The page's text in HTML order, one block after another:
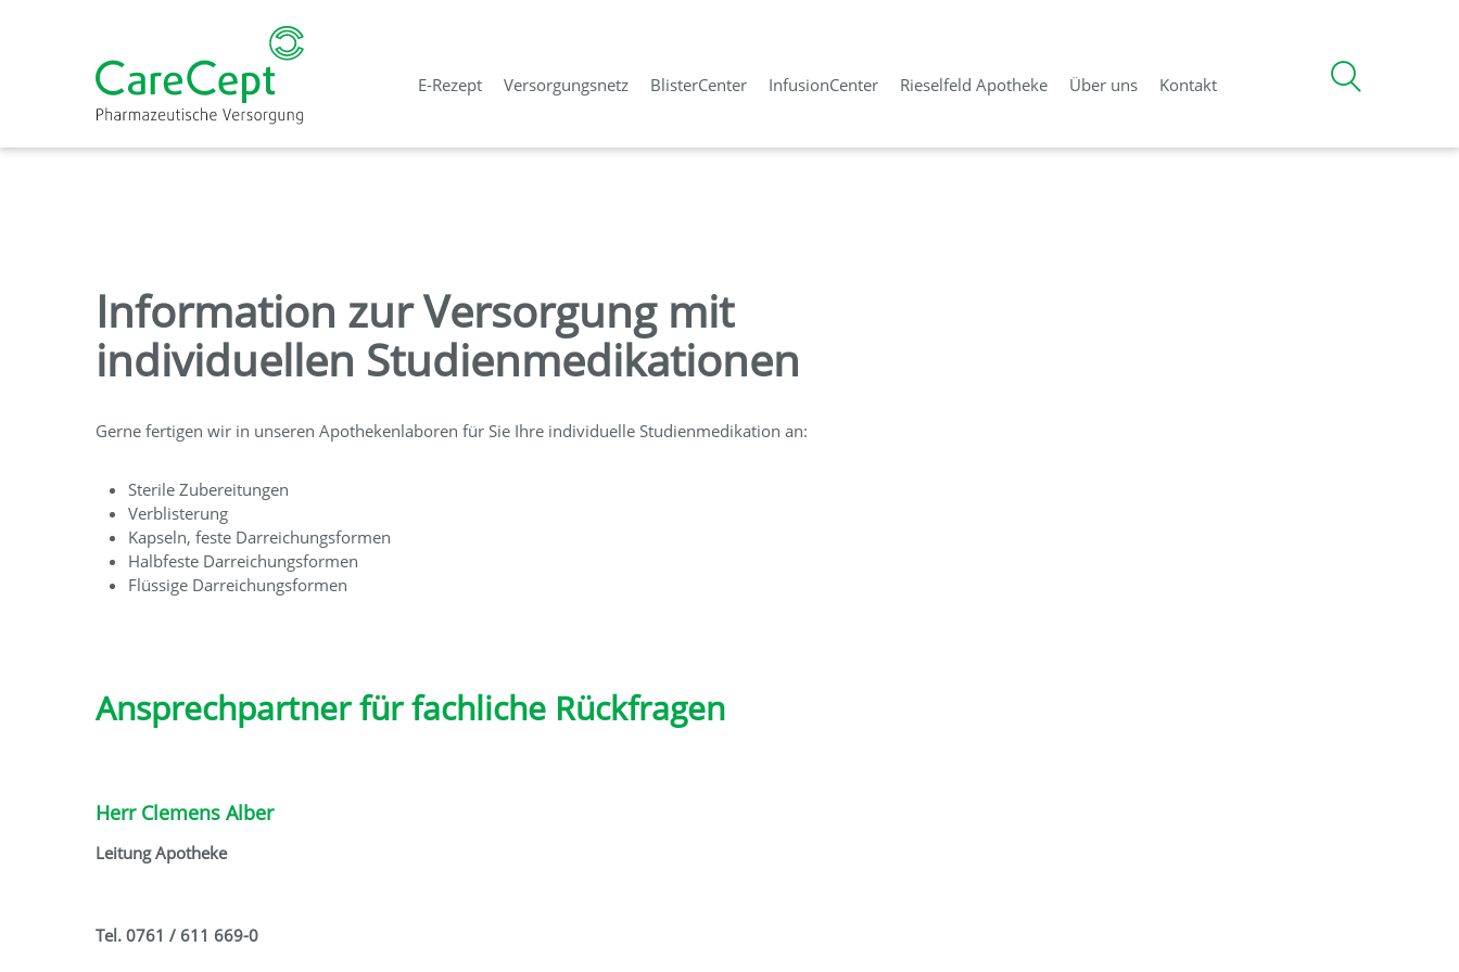
E-Rezept Versorgungsnetz BlisterCenter InfusionCenter Rieselfeld Apotheke Über uns Kontakt
Information zur Versorgung mit
individuellen Studienmedikationen
Gerne fertigen wir in unseren Apothekenlaboren für Sie Ihre individuelle Studienmedikation an:
Sterile Zubereitungen
Verblisterung
Kapseln, feste Darreichungsformen
Halbfeste Darreichungsformen
Flüssige Darreichungsformen
Ansprechpartner für fachliche Rückfragen
Herr Clemens Alber
Leitung Apotheke
Tel. 0761 / 611 669-0